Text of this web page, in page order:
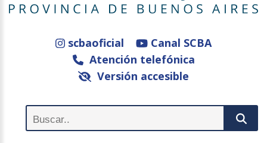
scbaoficial
Canal SCBA
Atención telefónica
Versión accesible